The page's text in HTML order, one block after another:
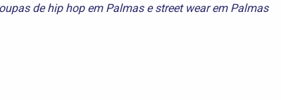
de hip hop em Palmasestreet wear em Palmas